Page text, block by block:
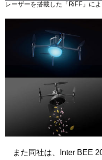
レーザーを搭載した「RiFF」に
また同社は、Inter BEE